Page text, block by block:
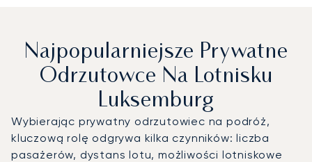
Najpopularniejsze Prywatne
Odrzutowce Na Lotnisku
Luksemburg
Wybierając prywatny odrzutowiec na podróż,
kluczową rolę odgrywa kilka czynników: liczba
pasażerów, dystans lotu, możliwości lotniskowe